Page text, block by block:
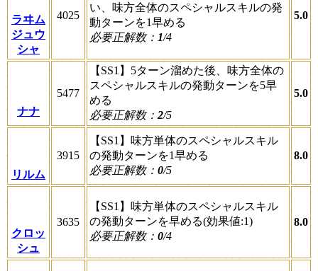
ラヰム
ジュウ
シャ
4025
い、味方全体のスペシャルスキルの発
動ターンを1早める
必要正解数： 1/4
5.0
ナナ
5477
【SS1】5ターン溜めた後、味方全体の
スペシャルスキルの発動ターンを5早
める
必要正解数： 2/5
5.0
リルム
3915
【SS1】味方単体のスペシャルスキル
の発動ターンを1早める
必要正解数： 0/5
8.0
クロッ
シュ
3635
【SS1】味方単体のスペシャルスキル
の発動ターンを早める(効果値:1)
必要正解数： 0/4
8.0